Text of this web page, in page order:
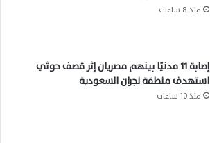
منذ 8 ساعات
إصابة 11 مدنيًا بينهم مصريان إثر قصف حوثي
استهدف منطقة نجران السعودية
منذ 10 ساعات